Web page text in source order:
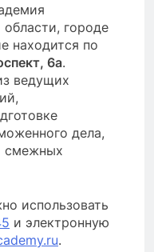
городе
находится по
6а.
ведущих
дела,
смежных
использовать
и электронную
.